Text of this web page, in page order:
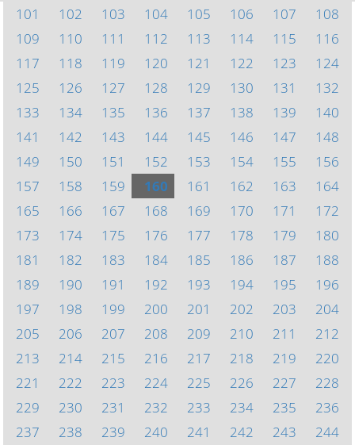
101
102 103 104 105 106 107
108
109
110 111 112 113 114 115
116
117
118 119 120 121 122 123
124
125
126 127 128 129 130 131
132
133
134 135 136 137 138 139
140
141
142 143 144 145 146 147
148
149
150 151 152 153 154 155
156
157
158 159 160 161 162 163
164
165
166 167 168 169 170 171
172
173
174 175 176 177 178 179
180
181
182 183 184 185 186 187
188
189
190 191 192 193 194 195
196
197
198 199 200 201 202 203
204
205
206 207 208 209 210 211
212
213
214 215 216 217 218 219
220
221
222 223 224 225 226 227
228
229
230 231 232 233 234 235
236
237
238 239 240 241 242 243
244